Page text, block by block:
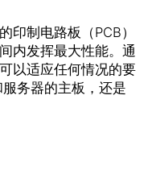
印制电路板（PCB）
内发挥最大性能。通
以适应任何情况的要
务器的主板，还是